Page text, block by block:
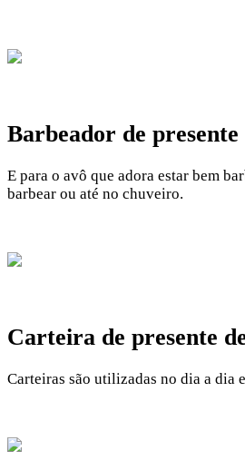
Barbeador de
E para o avô que adora estar bem
barbear ou até no chuveiro.
Carteira de presente
Carteiras são utilizadas no dia a dia